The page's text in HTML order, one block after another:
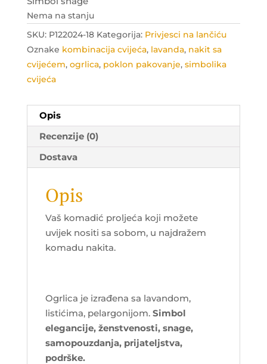
25.00 KM.19.00 KM.
Nema na stanju
SKU: P122024-18 Kategorija: Privjesci na lančiću
Oznake kombinacija cvijeća, lavanda, nakit sa
cvijećem, ogrlica, poklon pakovanje, simbolika
cvijeća
Opis
Recenzije (0)
Dostava
Opis
Vaš komadić proljeća koji možete
uvijek nositi sa sobom, u najdražem
komadu nakita.
Ogrlica je izrađena sa lavandom,
listićima, pelargonijom. Simbol
elegancije, ženstvenosti, snage,
samopouzdanja, prijateljstva,
podrške.